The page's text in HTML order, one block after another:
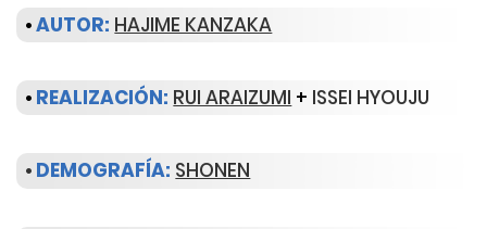
•AUTOR: HAJIME KANZAKA
• REALIZACIÓN: RUI ARAIZUMI + ISSEI HYOUJU
• DEMOGRAFÍA: SHONEN